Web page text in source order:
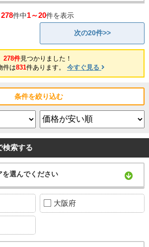
278件中1～20件を表示
次の20件>>
278件見つかりました！
件は831件あります。 今すぐ見る
条件を絞り込む
検索する
を選んでください
大阪府